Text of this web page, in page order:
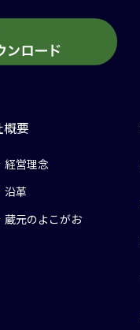
概要
経営理念
沿革
蔵元のよこがお